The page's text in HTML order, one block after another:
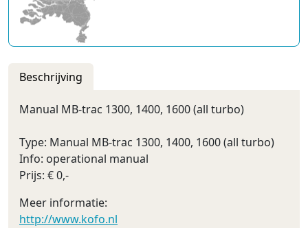
Beschrijving
Manual MB-trac 1300, 1400, 1600 (all turbo)
Type: Manual MB-trac 1300, 1400, 1600 (all turbo)
Info: operational manual
Prijs: € 0,-
Meer informatie:
http://www.kofo.nl